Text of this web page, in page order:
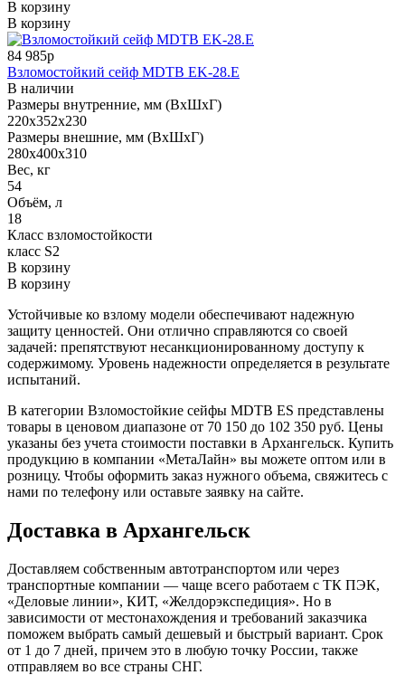
В корзину
В корзину
84 985р
Взломостойкий сейф MDTB EK-28.E
В наличии
Размеры внутренние, мм (ВхШхГ)
220x352x230
Размеры внешние, мм (ВхШхГ)
280x400x310
Вес, кг
54
Объём, л
18
Класс взломостойкости
класс S2
В корзину
В корзину
Устойчивые ко взлому модели обеспечивают надежную
защиту ценностей. Они отлично справляются со своей
задачей: препятствуют несанкционированному доступу к
содержимому. Уровень надежности определяется в результате
испытаний.
В категории Взломостойкие сейфы MDTB ES представлены
товары в ценовом диапазоне от 70 150 до 102 350 руб. Цены
указаны без учета стоимости поставки в Архангельск. Купить
продукцию в компании «МетаЛайн» вы можете оптом или в
розницу. Чтобы оформить заказ нужного объема, свяжитесь с
нами по телефону или оставьте заявку на сайте.
Доставка в Архангельск
Доставляем собственным автотранспортом или через
транспортные компании — чаще всего работаем с ТК ПЭК,
«Деловые линии», КИТ, «Желдорэкспедиция». Но в
зависимости от местонахождения и требований заказчика
поможем выбрать самый дешевый и быстрый вариант. Срок
от 1 до 7 дней, причем это в любую точку России, также
отправляем во все страны СНГ.